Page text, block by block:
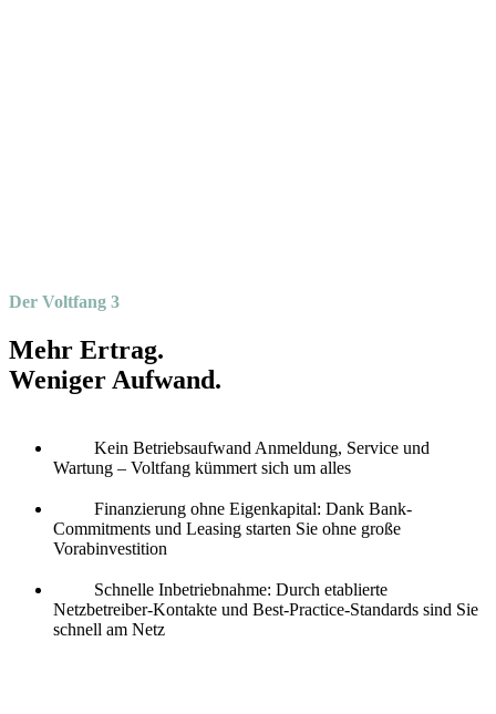
Der Voltfang 3
Mehr Ertrag.
Weniger Aufwand.
Kein Betriebsaufwand Anmeldung, Service und
Wartung – Voltfang kümmert sich um alles
Finanzierung ohne Eigenkapital: Dank Bank-
Commitments und Leasing starten Sie ohne große
Vorabinvestition
Schnelle Inbetriebnahme: Durch etablierte
Netzbetreiber-Kontakte und Best-Practice-Standards sind Sie
schnell am Netz